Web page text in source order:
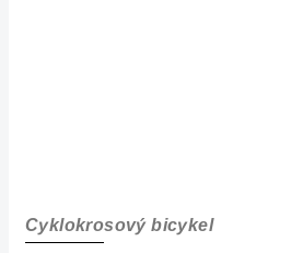
Cyklokrosový bicykel